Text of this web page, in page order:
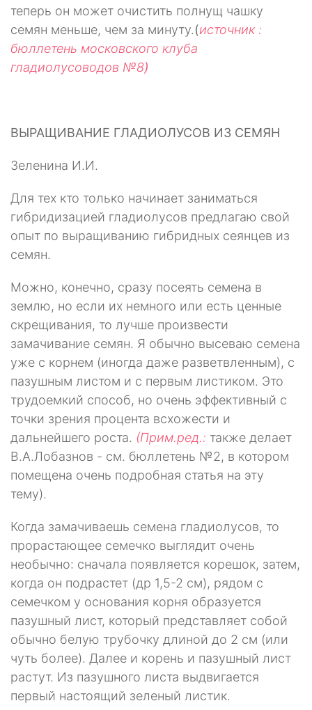
теперь он может очи­стить полнущ чашку
семян меньше, чем за минуту.(источник :
бюллетень московского клуба
гладиолусоводов №8)
ВЫРАЩИВАНИЕ ГЛАДИОЛУСОВ ИЗ СЕМЯН
Зеленина И.И.
Для тех кто только начинает заниматься
гибридизацией гладиолусов пред­лагаю свой
опыт по выращиванию гибридных сеянцев из
семян.
Можно, конечно, сразу посеять семена в
землю, но если их немного или есть ценные
скрещивания, то лучше произвести
замачивание семян. Я обычно высеваю семена
уже с корнем (иногда даже разветвленным), с
пазушным лис­том и с первым листиком. Это
трудоемкий способ, но очень эффективный с
точки зрения процента всхожести и
дальнейшего роста. (Прим.ред.: также де­лает
В.А.Лобазнов - см. бюллетень №2, в котором
помещена очень подробная статья на эту
тему).
Когда замачиваешь семена гладиолусов, то
прорастающее семечко выгля­дит очень
необычно: сначала появляется корешок, затем,
когда он подрастет (др 1,5-2 см), рядом с
семечком у основания корня образуется
пазушный лист, который представляет собой
обычно белую трубочку длиной до 2 см (или
чуть более). Далее и корень и пазушный лист
растут. Из пазушного листа выдвига­ется
первый настоящий зеленый листик.